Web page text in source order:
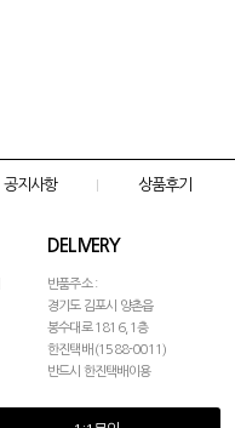
공지사항 상품후기
DELIVERY
반품주소 :
경기도 김포시 양촌읍
봉수대로 1816, 1층
한진택배 (1588-0011)
반드시 한진택배이용